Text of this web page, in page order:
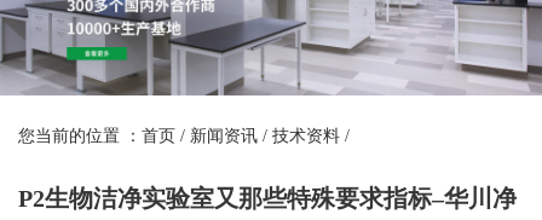
您当前的位置 ： 首页 / 新闻资讯 / 技术资料 /
P2生物洁净实验室又那些特殊要求指标–华川净